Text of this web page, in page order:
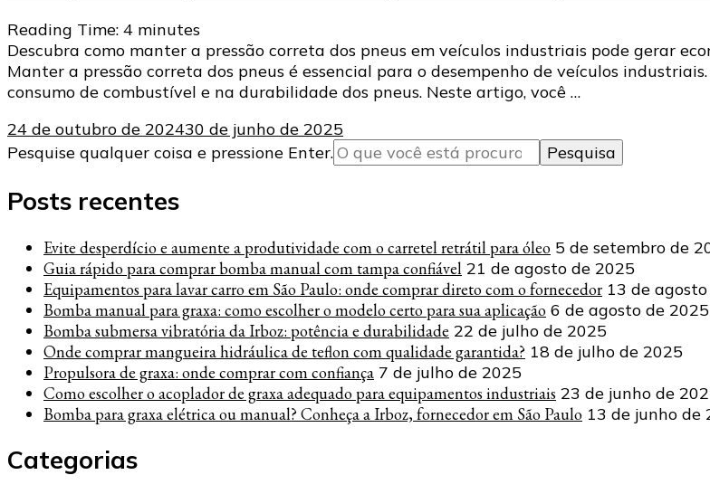
Reading Time: 4 minutes
Descubra como manter a pressão correta dos pneus em veículos industriais pode gerar
Manter a pressão correta dos pneus é essencial para o desempenho de veículos
consumo de combustível e na durabilidade dos pneus. Neste artigo, você …
24 de outubro de 202430 de junho de 2025
Procurando
Pesquise qualquer coisa e pressione Enter.
Posts recentes
Evite desperdício e aumente a produtividade com o carretel retrátil para óleo 5 de setembro de
Guia rápido para comprar bomba manual com tampa confiável 21 de agosto de 2025
Equipamentos para lavar carro em São Paulo: onde comprar direto com o fornecedor 13 de
Bomba manual para graxa: como escolher o modelo certo para sua aplicação 6 de agosto de 2025
Bomba submersa vibratória da Irboz: potência e durabilidade 22 de julho de 2025
Onde comprar mangueira hidráulica de teflon com qualidade garantida? 18 de julho de 2025
Propulsora de graxa: onde comprar com confiança 7 de julho de 2025
Como escolher o acoplador de graxa adequado para equipamentos industriais 23 de junho de
Bomba para graxa elétrica ou manual? Conheça a Irboz, fornecedor em São Paulo 13 de junho de
Categorias